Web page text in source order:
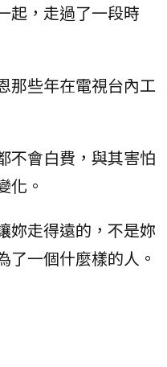
起，走過了一段時
那些年在電視台內工
不會白費，與其害怕
化。
走得遠的，不是妳
了一個什麼樣的人。